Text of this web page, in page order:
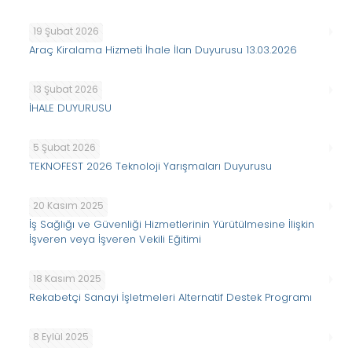
19 Şubat 2026
Araç Kiralama Hizmeti İhale İlan Duyurusu 13.03.2026
13 Şubat 2026
İHALE DUYURUSU
5 Şubat 2026
TEKNOFEST 2026 Teknoloji Yarışmaları Duyurusu
20 Kasım 2025
İş Sağlığı ve Güvenliği Hizmetlerinin Yürütülmesine İlişkin
İşveren veya İşveren Vekili Eğitimi
18 Kasım 2025
Rekabetçi Sanayi İşletmeleri Alternatif Destek Programı
8 Eylül 2025